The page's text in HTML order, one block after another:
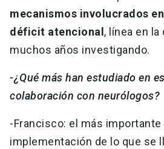
mecanismos involucrados
déficit atencional , línea en
muchos años investigando.
-¿Qué más han estudiado en
colaboración con neurólogos?
-Francisco: el más importante
implementación de lo que se